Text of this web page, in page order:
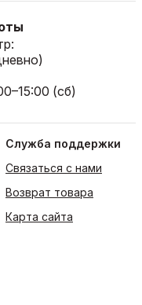
(сб)
Служба поддержки
Связаться с нами
Возврат товара
Карта сайта